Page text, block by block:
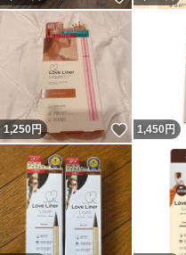
1,250円 いいね！
1,450 円